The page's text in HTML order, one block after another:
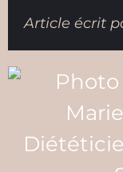
Article écrit